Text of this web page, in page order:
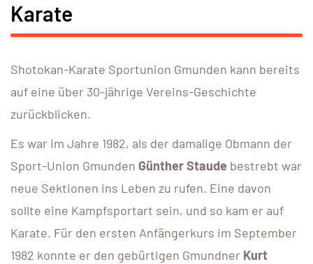
Karate
Shotokan-Karate Sportunion Gmunden kann bereits
auf eine über 30-jährige Vereins-Geschichte
zurückblicken.
Es war im Jahre 1982, als der damalige Obmann der
Sport-Union Gmunden Günther Staude bestrebt war
neue Sektionen ins Leben zu rufen. Eine davon
sollte eine Kampfsportart sein, und so kam er auf
Karate. Für den ersten Anfängerkurs im September
1982 konnte er den gebürtigen Gmundner Kurt